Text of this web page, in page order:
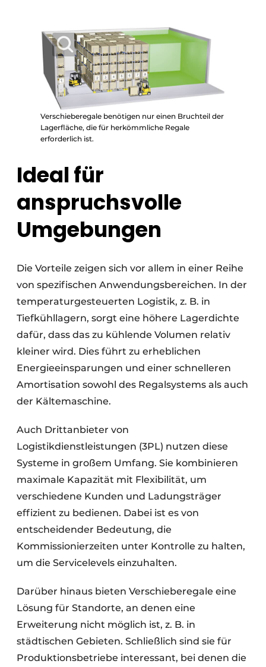
Verschieberegale benötigen nur einen Bruchteil der
Lagerfläche, die für herkömmliche Regale
erforderlich ist.
Ideal für
anspruchsvolle
Umgebungen
Die Vorteile zeigen sich vor allem in einer Reihe
von spezifischen Anwendungsbereichen. In der
temperaturgesteuerten Logistik, z. B. in
Tiefkühllagern, sorgt eine höhere Lagerdichte
dafür, dass das zu kühlende Volumen relativ
kleiner wird. Dies führt zu erheblichen
Energieeinsparungen und einer schnelleren
Amortisation sowohl des Regalsystems als auch
der Kältemaschine.
Auch Drittanbieter von
Logistikdienstleistungen (3PL) nutzen diese
Systeme in großem Umfang. Sie kombinieren
maximale Kapazität mit Flexibilität, um
verschiedene Kunden und Ladungsträger
effizient zu bedienen. Dabei ist es von
entscheidender Bedeutung, die
Kommissionierzeiten unter Kontrolle zu halten,
um die Servicelevels einzuhalten.
Darüber hinaus bieten Verschieberegale eine
Lösung für Standorte, an denen eine
Erweiterung nicht möglich ist, z. B. in
städtischen Gebieten. Schließlich sind sie für
Produktionsbetriebe interessant, bei denen die